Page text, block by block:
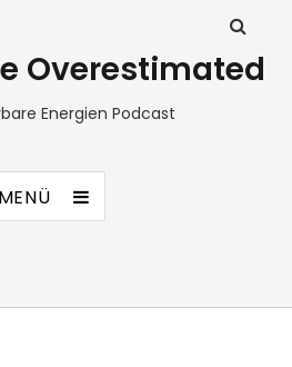
Overestimated
Energien Podcast
MENÜ